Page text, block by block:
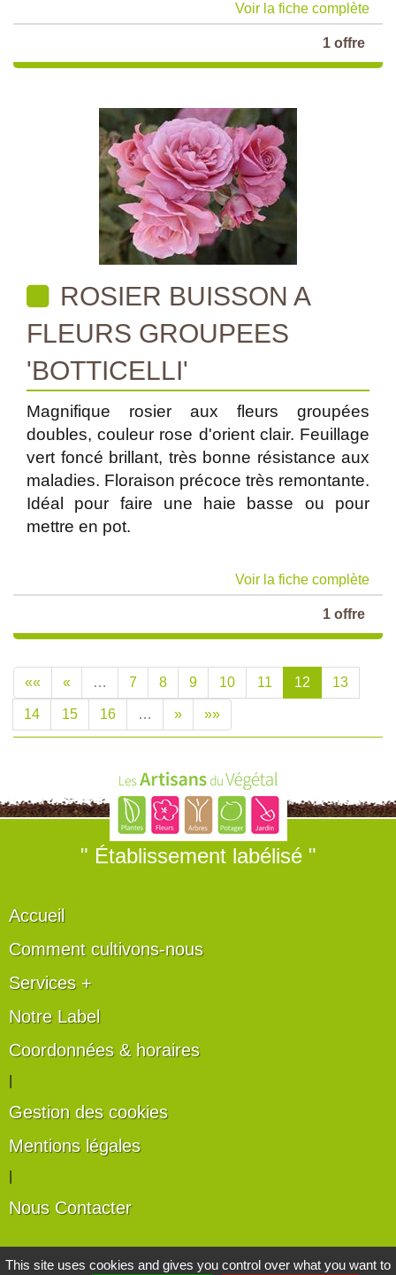
Voir la fiche complète
1 offre
ROSIER BUISSON A
FLEURS GROUPEES
'BOTTICELLI'
Magnifique rosier aux fleurs groupées
doubles, couleur rose d'orient clair. Feuillage
vert foncé brillant, très bonne résistance aux
maladies. Floraison précoce très remontante.
Idéal pour faire une haie basse ou pour
mettre en pot.
Voir la fiche complète
1 offre
«« « … 7 8 9 10 11 12 13
14 15 16 … » »»
" Établissement labélisé "
Accueil
Comment cultivons-nous
Services +
Notre Label
Coordonnées & horaires
Gestion des cookies
Mentions légales
Nous Contacter
Les artisans du végétal
This site uses cookies and gives you control over what you want to